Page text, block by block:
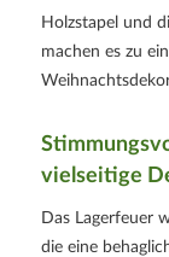
Holzstapel und
machen es zu
vielseitige
Das Lagerfeuer
die eine